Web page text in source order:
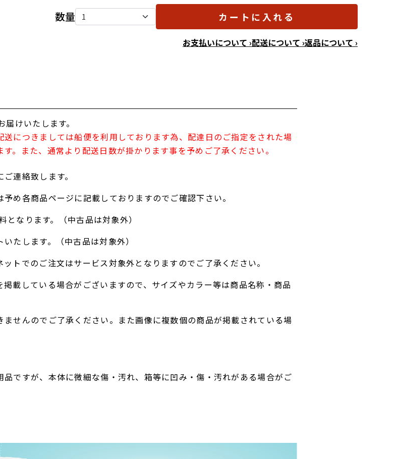
数量 カートに入れる
お支払いについて ›配送について ›返品について ›
けいたします。
につきましては船便を利用しております為、配達日のご指定をされた場
。また、通常より配送日数が掛かります事を予めご了承ください。
連絡致します。
め各商品ページに記載しておりますのでご確認下さい。
なります。（中古品は対象外）
たします。（中古品は対象外）
トでのご注文はサービス対象外となりますのでご了承ください。
載している場合がございますので、サイズやカラー等は商品名称・商品
せんのでご了承ください。また画像に複数個の商品が掲載されている場
ですが、本体に微細な傷・汚れ、箱等に凹み・傷・汚れがある場合がご